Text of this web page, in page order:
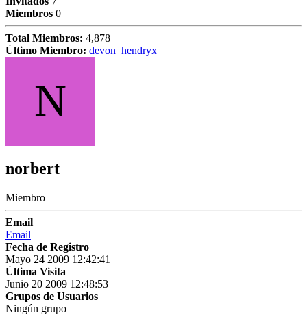
Miembros 0
Total Miembros: 4,878
Último Miembro: devon_hendryx
N
norbert
Miembro
Email
Email
Fecha de Registro
Mayo 24 2009 12:42:41
Última Visita
Junio 20 2009 12:48:53
Grupos de Usuarios
Ningún grupo